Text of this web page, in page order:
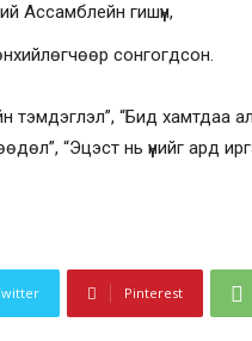
Ассамблейн гишүүн,
сонгогдсон.
тэмдэглэл”, “Бид хамтдаа
“Эцэст нь үүнийг ард
Pinterest